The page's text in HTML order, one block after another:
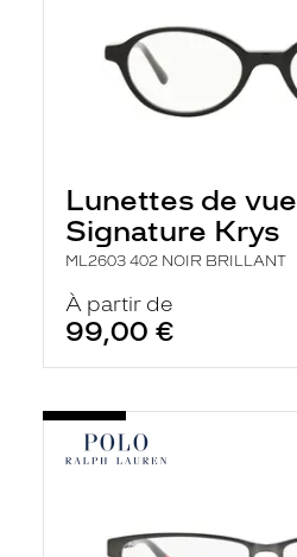
Lunettes de vue
Signature Krys
ML2603 402 NOIR BRILLANT
À partir de
99,00 €